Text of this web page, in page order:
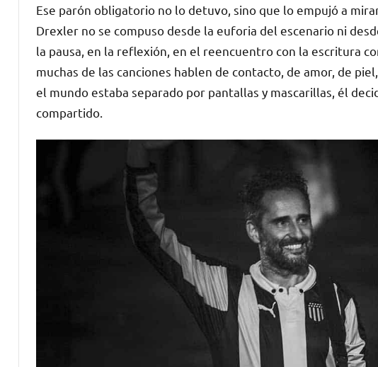
Ese parón obligatorio no lo detuvo, sino que lo empujó a
Drexler no se compuso desde la euforia del escenario ni
la pausa, en la reflexión, en el reencuentro con la escritura
muchas de las canciones hablen de contacto, de amor, de
el mundo estaba separado por pantallas y mascarillas, él
compartido.